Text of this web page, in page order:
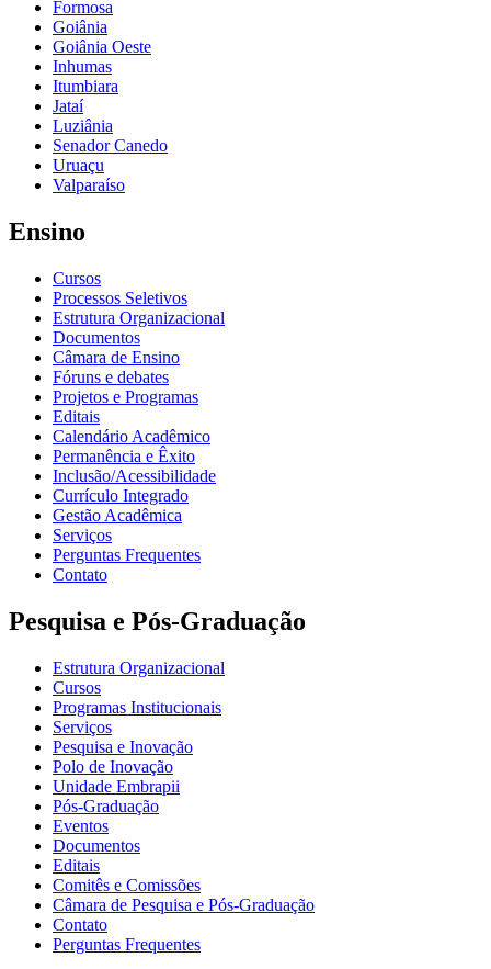
Formosa
Goiânia
Goiânia Oeste
Inhumas
Itumbiara
Jataí
Luziânia
Senador Canedo
Uruaçu
Valparaíso
Ensino
Cursos
Processos Seletivos
Estrutura Organizacional
Documentos
Câmara de Ensino
Fóruns e debates
Projetos e Programas
Editais
Calendário Acadêmico
Permanência e Êxito
Inclusão/Acessibilidade
Currículo Integrado
Gestão Acadêmica
Serviços
Perguntas Frequentes
Contato
Pesquisa e Pós-Graduação
Estrutura Organizacional
Cursos
Programas Institucionais
Serviços
Pesquisa e Inovação
Polo de Inovação
Unidade Embrapii
Pós-Graduação
Eventos
Documentos
Editais
Comitês e Comissões
Câmara de Pesquisa e Pós-Graduação
Contato
Perguntas Frequentes